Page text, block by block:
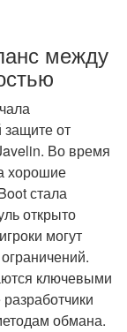
между
от
Во время
хорошие
стала
открыто
могут
ключевыми
обмана.